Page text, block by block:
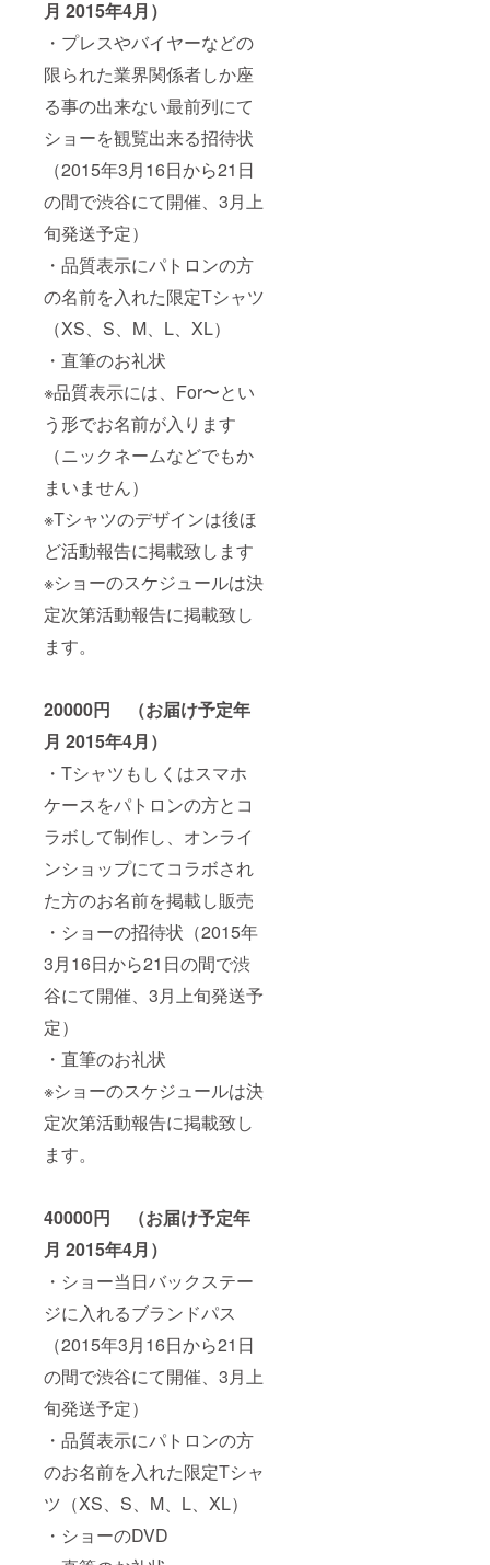
月 2015年4月）
・プレスやバイヤーなどの
限られた業界関係者しか座
る事の出来ない最前列にて
ショーを観覧出来る招待状
（2015年3月16日から21日
の間で渋谷にて開催、3月上
旬発送予定）
・品質表示にパトロンの方
の名前を入れた限定Tシャツ
（XS、S、M、L、XL）
・直筆のお礼状
※品質表示には、For〜とい
う形でお名前が入ります
（ニックネームなどでもか
まいません）
※Tシャツのデザインは後ほ
ど活動報告に掲載致します
※ショーのスケジュールは決
定次第活動報告に掲載致し
ます。
20000円 （お届け予定年
月 2015年4月）
・Tシャツもしくはスマホ
ケースをパトロンの方とコ
ラボして制作し、オンライ
ンショップにてコラボされ
た方のお名前を掲載し販売
・ショーの招待状（2015年
3月16日から21日の間で渋
谷にて開催、3月上旬発送予
定）
・直筆のお礼状
※ショーのスケジュールは決
定次第活動報告に掲載致し
ます。
40000円 （お届け予定年
月 2015年4月）
・ショー当日バックステー
ジに入れるブランドパス
（2015年3月16日から21日
の間で渋谷にて開催、3月上
旬発送予定）
・品質表示にパトロンの方
のお名前を入れた限定Tシャ
ツ（XS、S、M、L、XL）
・ショーのDVD